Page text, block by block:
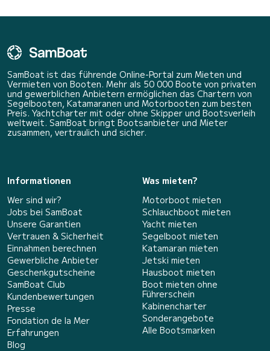
SamBoat ist das führende Online-Portal zum Mieten und
Vermieten von Booten. Mehr als 50 000 Boote von privaten
und gewerblichen Anbietern ermöglichen das Chartern von
Segelbooten, Katamaranen und Motorbooten zum besten
Preis. Yachtcharter mit oder ohne Skipper und Bootsverleih
weltweit. SamBoat bringt Bootsanbieter und Mieter
zusammen, vertraulich und sicher.
Informationen
Wer sind wir?
Jobs bei SamBoat
Unsere Garantien
Vertrauen & Sicherheit
Einnahmen berechnen
Gewerbliche Anbieter
Geschenkgutscheine
SamBoat Club
Kundenbewertungen
Presse
Fondation de la Mer
Erfahrungen
Blog
Was mieten?
Motorboot mieten
Schlauchboot mieten
Yacht mieten
Segelboot mieten
Katamaran mieten
Jetski mieten
Hausboot mieten
Boot mieten ohne
Führerschein
Kabinencharter
Sonderangebote
Alle Bootsmarken